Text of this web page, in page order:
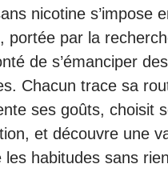
nicotine s’impose
portée par la
de s’émanciper
Chacun trace sa
ses goûts, choisit
et découvre une
les habitudes sans